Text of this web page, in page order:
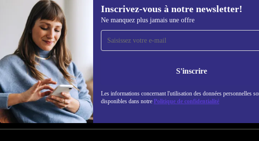
Inscrivez-vous à notre newsletter!
Ne manquez plus jamais une offre
S'inscrire
Les informations concernant l'utilisation des données personnelles
disponibles dans notre Politique de confidentialité
Recevoir offres et infos de
refurbed par mail
Ne manquez plus aucune offre.
Retrouvez les informations sur
REFURBED FRANCE - RETHINK NEW.